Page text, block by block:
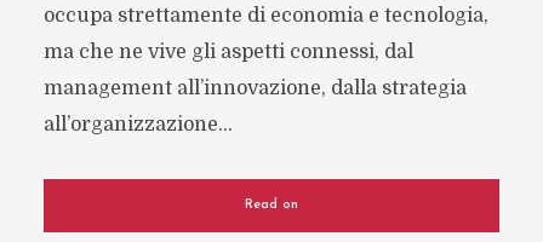
occupa strettamente di economia e tecnologia,
ma che ne vive gli aspetti connessi, dal
management all’innovazione, dalla strategia
all’organizzazione...
Read on